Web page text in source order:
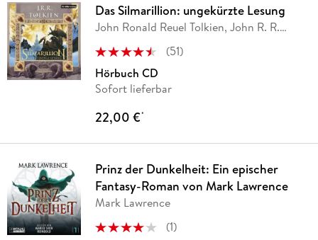
Das Silmarillion: ungekürzte Lesung
John Ronald Reuel Tolkien, John R. R.
(51)
Hörbuch CD
Sofort lieferbar
22,00 €*
Prinz der Dunkelheit: Ein epischer
Fantasy-Roman von Mark Lawrence
Mark Lawrence
(1)